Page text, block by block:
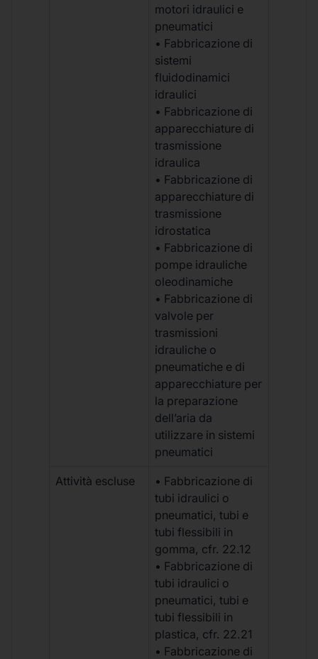
motori idraulici e
pneumatici
• Fabbricazione di
sistemi
fluidodinamici
idraulici
• Fabbricazione di
apparecchiature di
trasmissione
idraulica
• Fabbricazione di
apparecchiature di
trasmissione
idrostatica
• Fabbricazione di
pompe idrauliche
oleodinamiche
• Fabbricazione di
valvole per
trasmissioni
idrauliche o
pneumatiche e di
apparecchiature per
la preparazione
dell’aria da
utilizzare in sistemi
pneumatici
Attività escluse
• Fabbricazione di
tubi idraulici o
pneumatici, tubi e
tubi flessibili in
gomma, cfr. 22.12
• Fabbricazione di
tubi idraulici o
pneumatici, tubi e
tubi flessibili in
plastica, cfr. 22.21
• Fabbricazione di